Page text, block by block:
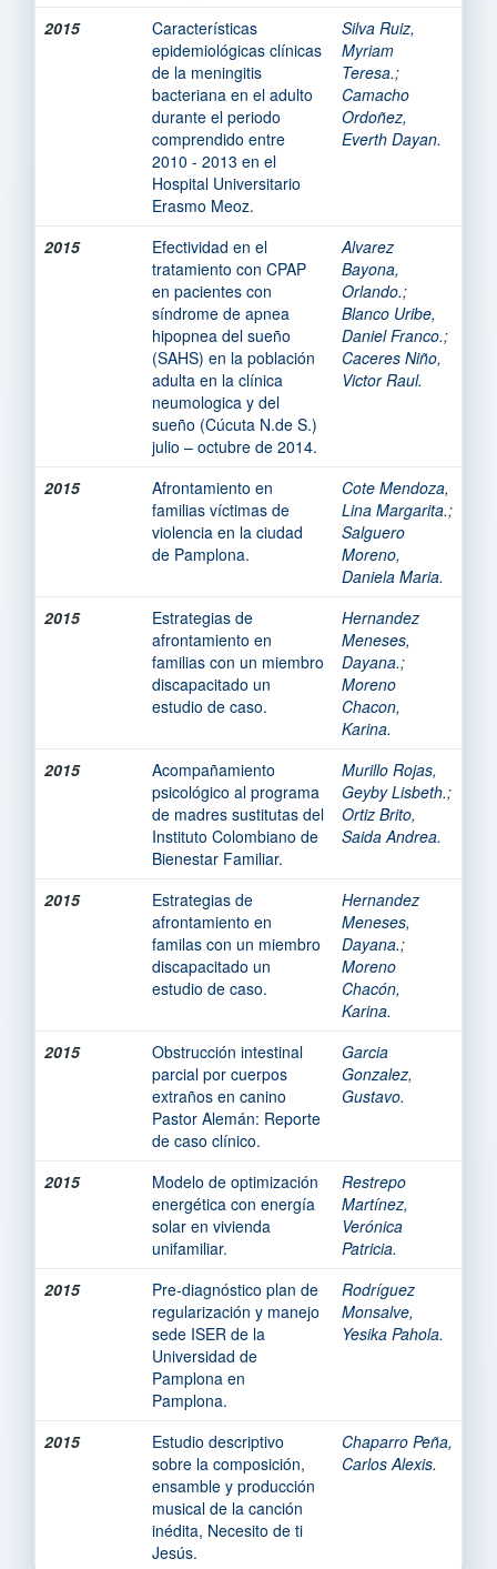
2015
Características
epidemiológicas clínicas
de la meningitis
bacteriana en el adulto
durante el periodo
comprendido entre
2010 - 2013 en el
Hospital Universitario
Erasmo Meoz.
Silva Ruiz,
Myriam
Teresa.;
Camacho
Ordoñez,
Everth Dayan.
2015
Efectividad en el
tratamiento con CPAP
en pacientes con
síndrome de apnea
hipopnea del sueño
(SAHS) en la población
adulta en la clínica
neumologica y del
sueño (Cúcuta N.de S.)
julio – octubre de 2014.
Alvarez
Bayona,
Orlando.;
Blanco Uribe,
Daniel Franco.;
Caceres Niño,
Victor Raul.
2015
Afrontamiento en
familias víctimas de
violencia en la ciudad
de Pamplona.
Cote Mendoza,
Lina Margarita.;
Salguero
Moreno,
Daniela Maria.
2015
Estrategias de
afrontamiento en
familias con un miembro
discapacitado un
estudio de caso.
Hernandez
Meneses,
Dayana.;
Moreno
Chacon,
Karina.
2015
Acompañamiento
psicológico al programa
de madres sustitutas del
Instituto Colombiano de
Bienestar Familiar.
Murillo Rojas,
Geyby Lisbeth.;
Ortiz Brito,
Saida Andrea.
2015
Estrategias de
afrontamiento en
familas con un miembro
discapacitado un
estudio de caso.
Hernandez
Meneses,
Dayana.;
Moreno
Chacón,
Karina.
2015
Obstrucción intestinal
parcial por cuerpos
extraños en canino
Pastor Alemán: Reporte
de caso clínico.
Garcia
Gonzalez,
Gustavo.
2015
Modelo de optimización
energética con energía
solar en vivienda
unifamiliar.
Restrepo
Martínez,
Verónica
Patricia.
2015
Pre-diagnóstico plan de
regularización y manejo
sede ISER de la
Universidad de
Pamplona en
Pamplona.
Rodríguez
Monsalve,
Yesika Pahola.
2015
Estudio descriptivo
sobre la composición,
ensamble y producción
musical de la canción
inédita, Necesito de ti
Jesús.
Chaparro Peña,
Carlos Alexis.